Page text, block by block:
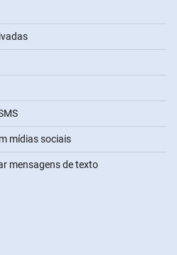
mídias sociais
mensagens de texto